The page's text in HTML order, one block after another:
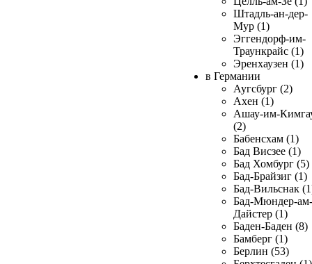
Штадль-ан-дер-
Мур (1)
Эггендорф-им-
Траункрайс (1)
Эренхаузен (1)
в Германии
Аугсбург (2)
Ахен (1)
Ашау-им-
(2)
Бабенсхам (1)
Бад Висзее (1)
Бад Хомбург (5)
Бад-Брайзиг (1)
Бад-Вильснак
Бад-Мюндер-ам-
Дайстер (1)
Баден-Баден (8)
Бамберг (1)
Берлин (53)